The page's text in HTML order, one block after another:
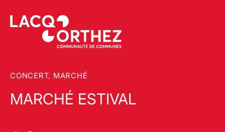
CONCERT, MARCHÉ
MARCHÉ ESTIVAL